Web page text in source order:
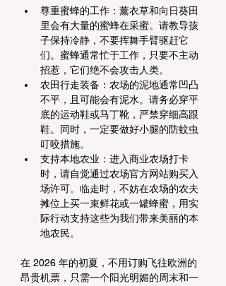
尊重蜜蜂的工作：薰衣草和向日葵田
里会有大量的蜜蜂在采蜜。请教导孩
子保持冷静，不要挥舞手臂驱赶它
们。蜜蜂通常忙于工作，只要不主动
招惹，它们绝不会攻击人类。
农田行走装备：农场的泥地通常凹凸
不平，且可能会有泥水。请务必穿平
底的运动鞋或马丁靴，严禁穿细高跟
鞋。同时，一定要做好小腿的防蚊虫
叮咬措施。
支持本地农业：进入商业农场打卡
时，请自觉通过农场官方网站购买入
场许可。临走时，不妨在农场的农夫
摊位上买一束鲜花或一罐蜂蜜，用实
际行动支持这些为我们带来美丽的本
地农民。
在 2026 年的初夏，不用订购飞往欧洲的
昂贵机票，只需一个阳光明媚的周末和一